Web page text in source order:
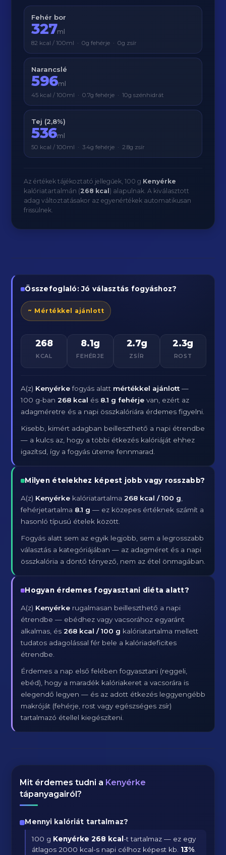
Fehér bor
327ml
82 kcal / 100ml · 0g fehérje · 0g zsír
Narancslé
596ml
45 kcal / 100ml · 0.7g fehérje · 10g szénhidrát
Tej (2,8%)
536ml
50 kcal / 100ml · 3.4g fehérje · 2.8g zsír
Az értékek tájékoztató jellegűek, 100 g Kenyérke
kalóriatartalmán (268 kcal ) alapulnak. A kiválasztott
adag változtatásakor az egyenértékek automatikusan
frissülnek.
Összefoglaló: Jó választás fogyáshoz?
~ Mértékkel ajánlott
268
KCAL
8.1g
FEHÉRJE
2.7g
ZSÍR
2.3g
ROST
A(z) Kenyérkefogyás alatt mértékkel ajánlott —
100 g-ban268 kcal és 8.1 g fehérje van, ezért az
adagméretre és a napi összkalóriára érdemes figyelni.
Kisebb, kimért adagban beilleszthető a napi étrendbe
— a kulcs az, hogy a többi étkezés kalóriáját ehhez
igazítsd, így a fogyás üteme fennmarad.
Milyen ételekhez képest jobb vagy rosszabb?
A(z) Kenyérke kalóriatartalma268 kcal / 100 g
fehérjetartalma 8.1 g — ez közepes értéknek számít a
hasonló típusú ételek között.
Fogyás alatt sem az egyik legjobb, sem a legrosszabb
választás a kategóriájában — az adagméret és a napi
összkalória a döntő tényező, nem az étel önmagában.
Hogyan érdemes fogyasztani diéta alatt?
A(z) Kenyérke rugalmasan beilleszthető a napi
étrendbe — ebédhez vagy vacsorához egyaránt
alkalmas, és268 kcal / 100 g kalóriatartalma mellett
tudatos adagolással fér bele a kalóriadeficites
étrendbe.
Érdemes a nap első felében fogyasztani (reggeli,
ebéd), hogy a maradék kalóriakeret a vacsorára is
elegendő legyen — és az adott étkezés leggyengébb
makróját (fehérje, rost vagy egészséges zsír)
tartalmazó étellel kiegészíteni.
Mit érdemes tudni a Kenyérke
tápanyagairól?
Mennyi kalóriát tartalmaz?
100 g Kenyérke 268 kcal-t tartalmaz — ez egy
átlagos 2000 kcal-s napi célhoz képest kb. 13%